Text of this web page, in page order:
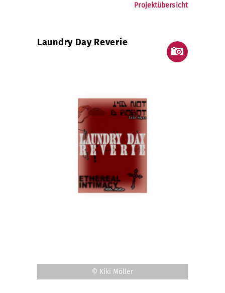
Projektübersicht
Laundry Day Reverie
© Kiki Möller